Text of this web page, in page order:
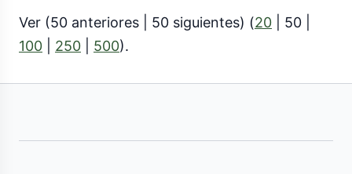
Ver (50 anteriores 50 siguientes) (20 50
100
250 500).